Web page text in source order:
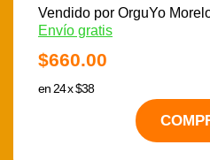
Vendido por OrguYo
Envío gratis
$660.00
en 24 x $38